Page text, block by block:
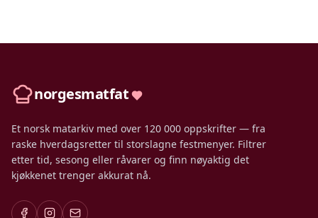
norgesmatfat
Et norsk matarkiv med over 120 000 oppskrifter — fra
raske hverdagsretter til storslagne festmenyer. Filtrer
etter tid, sesong eller råvarer og finn nøyaktig det
kjøkkenet trenger akkurat nå.